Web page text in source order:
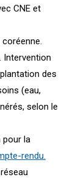
CNE et
Intervention
des
(eau,
selon le
pour la
rendu.